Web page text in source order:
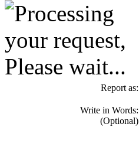
Report as:
Write in Words:
(Optional)